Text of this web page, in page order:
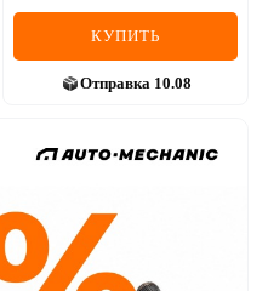
КУПИТЬ
Отправка 10.08